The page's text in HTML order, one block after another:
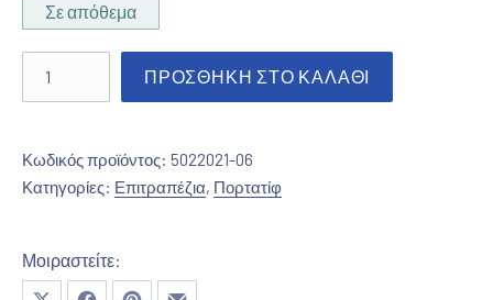
Σε απόθεμα
ΠΡΟΣΘΉΚΗ ΣΤΟ ΚΑΛΆΘΙ
Κωδικός προϊόντος: 5022021-06
Κατηγορίες: Επιτραπέζια, Πορτατίφ
Μοιραστείτε: